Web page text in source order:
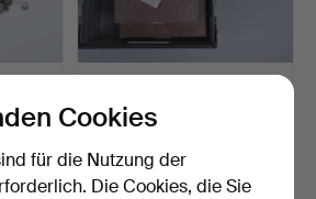
40-
Münzboxen, Münzhüllen,
Mün…
Beendet 3. Sep 2024
18 Gebote
101 USD
Cookies
für die Nutzung der
Die Cookies, die Sie